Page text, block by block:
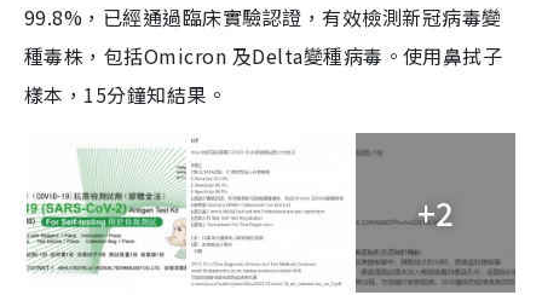
99.8%，已經通過臨床實驗認證，有效檢測新冠病毒變
種毒株，包括Omicron 及Delta變種病毒。使用鼻拭子
樣本，15分鐘知結果。
+2